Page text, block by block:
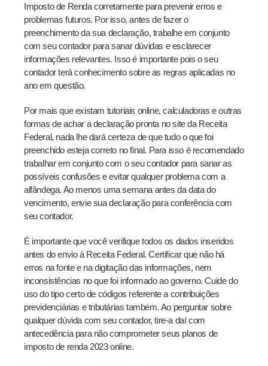
Imposto de Renda corretamente para prevenir erros e
problemas futuros. Por isso, antes de fazer o
preenchimento da sua declaração, trabalhe em conjunto
com seu contador para sanar dúvidas e esclarecer
informações relevantes. Isso é importante pois o seu
contador terá conhecimento sobre as regras aplicadas no
ano em questão.
Por mais que existam tutoriais online, calculadoras e outras
formas de achar a declaração pronta no site da Receita
Federal, nada lhe dará certeza de que tudo o que foi
preenchido esteja correto no final. Para isso é recomendado
trabalhar em conjunto com o seu contador para sanar as
possíveis confusões e evitar qualquer problema com a
alfândega. Ao menos uma semana antes da data do
vencimento, envie sua declaração para conferência com
seu contador.
É importante que você verifique todos os dados inseridos
antes do envio à Receita Federal. Certificar que não há
erros na fonte e na digitação das informações, nem
inconsistências no que foi informado ao governo. Cuide do
uso do tipo certo de códigos referente a contribuições
previdenciárias e tributárias também. Ao perguntar sobre
qualquer dúvida com seu contador, tire-a daí com
antecedência para não comprometer seus planos de
imposto de renda 2023 online.